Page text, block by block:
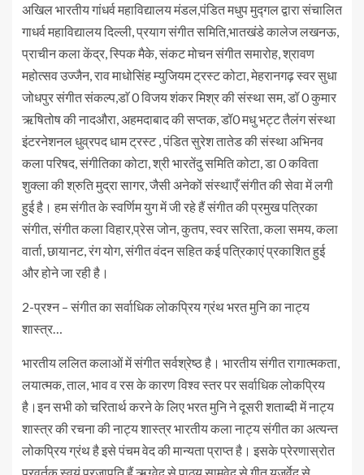
अखिल भारतीय गांधर्व महाविद्यालय मंडल,पंडित मधुप मुद्गल द्वारा संचालित
गाधर्व महाविद्यालय दिल्ली, प्रयाग संगीत समिति,भातखंडे कालेज लखनऊ,
प्राचीन कला केंद्र, स्पिक मैके, संकट मोचन संगीत समारोह, श्रावण
महोत्सव उज्जैन, राव माधोसिंह म्युजियम ट्रस्ट कोटा, मेहरानगढ़ स्वर सुधा
जोधपुर संगीत संकल्प,डाॅ 0 विजय शंकर मिश्र की संस्था सम, डॉ 0 कुमार
ऋषितोष की नादऔरा, अहमदाबाद की सप्तक, डॉ0 मधु भट्ट तैलंग संस्था
इंटरनेशनल धुव्रपद धाम ट्रस्ट , पंडित सुरेश तातेड की संस्था अभिनव
कला परिषद, संगीतिका कोटा, श्री भारतेंदु समिति कोटा, डा 0 कविता
शुक्ला की श्रुति मुद्रा सागर, जैसी अनेकों संस्थाएँ संगीत की सेवा में लगी
हुई है। हम संगीत के स्वर्णिम युग में जी रहे हैं संगीत की प्रमुख पत्रिका
संगीत, संगीत कला विहार,प्रेस जोन, कुतप, स्वर सरिता, कला समय, कला
वार्ता, छायानट, रंग योग, संगीत वंदन सहित कई पत्रिकाएं प्रकाशित हुई
और होने जा रही है।
2-प्रश्न – संगीत का सर्वाधिक लोकप्रिय ग्रंथ भरत मुनि का नाट्य
शास्त्र…
भारतीय ललित कलाओं में संगीत सर्वश्रेष्ठ है। भारतीय संगीत रागात्मकता,
लयात्मक, ताल, भाव व रस के कारण विश्व स्तर पर सर्वाधिक लोकप्रिय
है।इन सभी को चरितार्थ करने के लिए भरत मुनि ने दूसरी शताब्दी में नाट्य
शास्त्र की रचना की नाट्य शास्त्र भारतीय कला नाट्य संगीत का अत्यन्त
लोकप्रिय ग्रंथ है इसे पंचम वेद की मान्यता प्राप्त है। इसके प्रेरणास्रोत
प्रवर्तक स्वयं प्रजापति हैं ऋग्वेद से पाठ्य सामवेद से गीत यजुर्वेद से